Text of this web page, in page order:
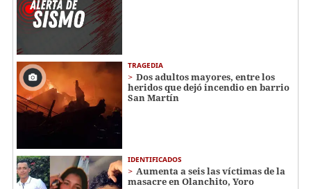
TRAGEDIA
Dos adultos mayores, entre los
heridos que dejó incendio en barrio
San Martín
IDENTIFICADOS
Aumenta a seis las víctimas de la
masacre en Olanchito, Yoro